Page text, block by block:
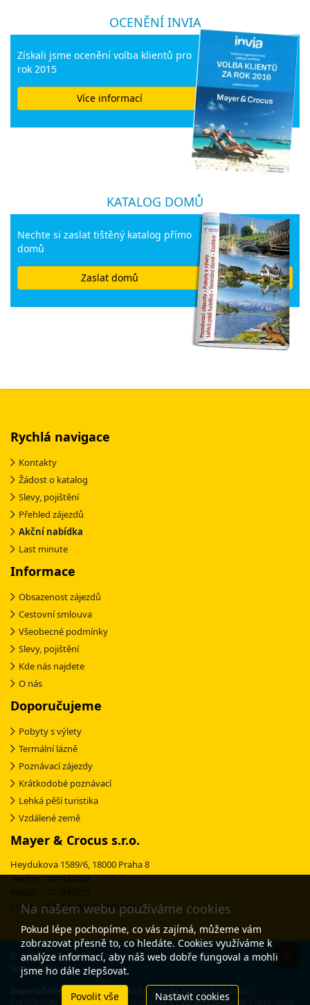
OCENĚNÍ INVIA
Získali jsme ocenění volba klientů pro
rok 2015
Více informací
KATALOG DOMŮ
Nechte si zaslat tištěný katalog přímo
domů
Zaslat domů
Rychlá navigace
Kontakty
Žádost o katalog
Slevy, pojištění
Přehled zájezdů
Akční nabídka
Last minute
Informace
Obsazenost zájezdů
Cestovní smlouva
Všeobecné podmínky
Slevy, pojištění
Kde nás najdete
O nás
Doporučujeme
Pobyty s výlety
Termální lázně
Poznávací zájezdy
Krátkodobé poznávací
Lehká pěší turistika
Vzdálené země
Mayer & Crocus s.r.o.
Heydukova 1589/6, 18000 Praha 8
Telefon: 241432483
Email:
ckmayer@ckmayer.cz
© 2003-2025 CK MAYER & CROCUS - specialista na poznávací zájezdy s 30-
letou tradicí
Doporučujeme:Poznávací zájezdy Latinská Amerika a Karibik
Na našem webu používáme cookies
Pokud lépe pochopíme, co vás zajímá, můžeme vám
zobrazovat přesně to, co hledáte. Cookies využíváme k
analýze informací, aby náš web dobře fungoval a mohli
jsme ho dále zlepšovat.
Povolit vše
Nastavit cookies